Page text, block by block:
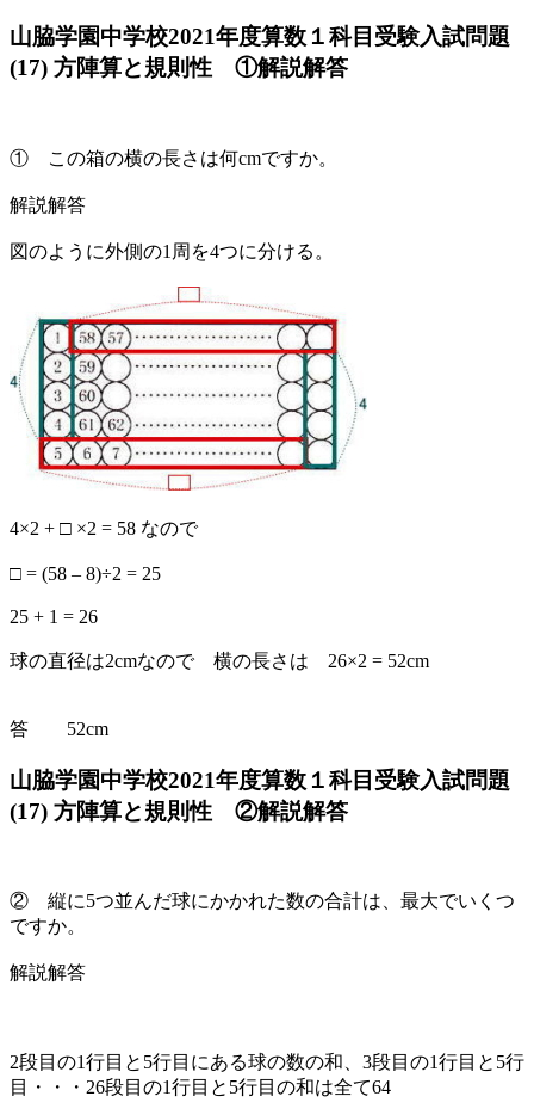
山脇学園中学校2021年度算数１科目受験入試問題
(17) 方陣算と規則性 ①解説解答
① この箱の横の長さは何cmですか。
解説解答
図のように外側の1周を4つに分ける。
4×2 + □ ×2 = 58 なので
□ = (58 – 8)÷2 = 25
25 + 1 = 26
球の直径は2cmなので 横の長さは 26×2 = 52cm
答 52cm
山脇学園中学校2021年度算数１科目受験入試問題
(17) 方陣算と規則性 ②解説解答
② 縦に5つ並んだ球にかかれた数の合計は、最大でいくつ
ですか。
解説解答
2段目の1行目と5行目にある球の数の和、3段目の1行目と5行
目・・・26段目の1行目と5行目の和は全て64